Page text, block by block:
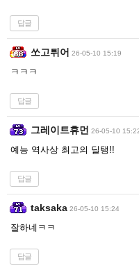
답글
쏘고튀어 26-05-10 15:19
ㅋㅋㅋ
답글
그레이트휴먼 26-05-10
예능 역사상 최고의 딜탱!!
답글
taksaka 26-05-10 15:24
잘하네ㅋㅋ
답글